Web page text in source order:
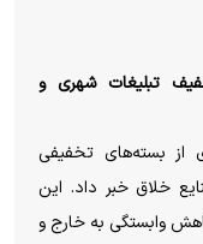
تبلیغات شهری و
از بسته‌های تخفیفی
خلاق خبر داد. این
وابستگی به خارج و